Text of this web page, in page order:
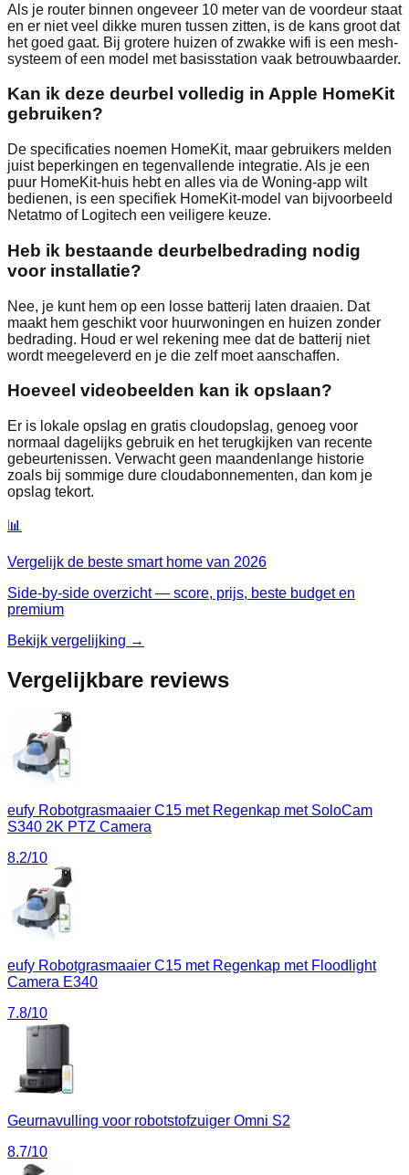
Als je router binnen ongeveer 10 meter van de voordeur staat
en er niet veel dikke muren tussen zitten, is de kans groot dat
het goed gaat. Bij grotere huizen of zwakke wifi is een mesh-
systeem of een model met basisstation vaak betrouwbaarder.
Kan ik deze deurbel volledig in Apple HomeKit
gebruiken?
De specificaties noemen HomeKit, maar gebruikers melden
juist beperkingen en tegenvallende integratie. Als je een
puur HomeKit-huis hebt en alles via de Woning-app wilt
bedienen, is een specifiek HomeKit-model van bijvoorbeeld
Netatmo of Logitech een veiligere keuze.
Heb ik bestaande deurbelbedrading nodig
voor installatie?
Nee, je kunt hem op een losse batterij laten draaien. Dat
maakt hem geschikt voor huurwoningen en huizen zonder
bedrading. Houd er wel rekening mee dat de batterij niet
wordt meegeleverd en je die zelf moet aanschaffen.
Hoeveel videobeelden kan ik opslaan?
Er is lokale opslag en gratis cloudopslag, genoeg voor
normaal dagelijks gebruik en het terugkijken van recente
gebeurtenissen. Verwacht geen maandenlange historie
zoals bij sommige dure cloudabonnementen, dan kom je
opslag tekort.
📊
Vergelijk de beste smart home van 2026
Side-by-side overzicht — score, prijs, beste budget en
premium
Bekijk vergelijking →
Vergelijkbare reviews
eufy Robotgrasmaaier C15 met Regenkap met SoloCam
S340 2K PTZ Camera
8.2/10
eufy Robotgrasmaaier C15 met Regenkap met Floodlight
Camera E340
7.8/10
Geurnavulling voor robotstofzuiger Omni S2
8.7/10